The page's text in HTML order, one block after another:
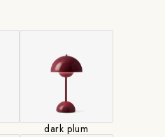
属しておりません。
の交換はできません。
dark plum